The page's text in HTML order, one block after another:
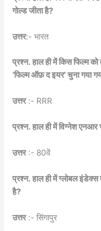
गोल्ड जीता है?
उत्तर:- भारत
प्रश्न. हाल ही में किस फिल्म को
‘फिल्म ऑफ़ द इयर’ चुना गया
उत्तर:- RRR
प्रश्न. हाल ही में विग्नेश
उत्तर:- 80वें
प्रश्न. हाल ही में ग्लोबल इंडेक्स
है?
उत्तर:- सिंगापुर